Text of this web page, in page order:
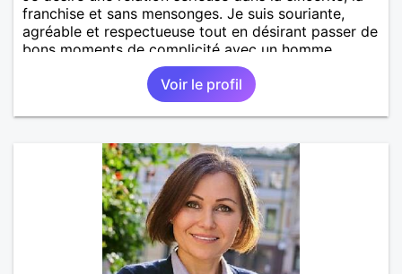
franchise et sans mensonges. Je suis souriante,
agréable et respectueuse tout en désirant passer de
bons moments de complicité avec un homme
voulant aller dans la même direction que moi.
Voir le profil